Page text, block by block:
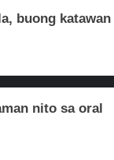
buong katawan
nito sa oral